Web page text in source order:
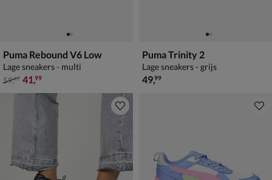
Puma Rebound V6 Low
Lage sneakers - multi
van € 59,99 voor € 41,99
59,99 41,99
Puma Trinity 2
Lage sneakers - grijs
€ 49,99
49,99